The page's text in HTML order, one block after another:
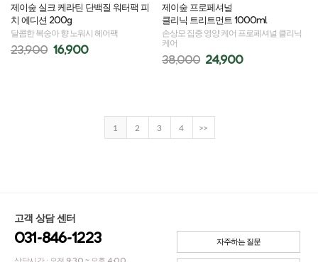
제이숲 실크 케라틴 단백질 워터팩 피
치 에디션 200g
달콤한 복숭아 향 노워시 헤어팩
23,900 16,900
제이숲 프로페셔널
클리닉 트리트먼트 1000ml
손상모 집중 영양 케어 프로페셔널 클리닉
케어
38,000 24,900
1 2 3 4 >>
고객 상담 센터
031-846-1223 자주하는 질문